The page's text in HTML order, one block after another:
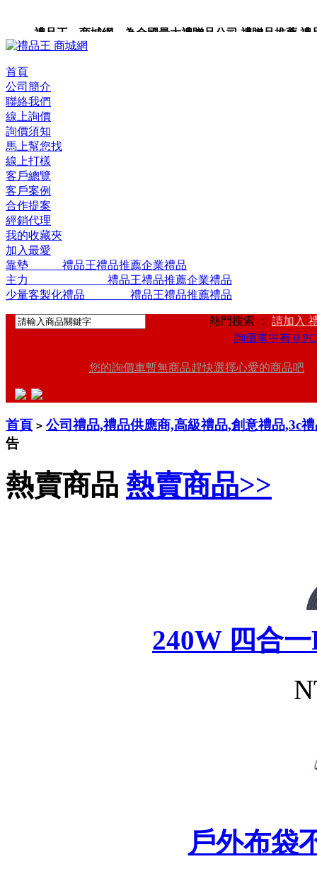
禮品王 商城網 為全國最大禮贈品公司,禮贈品推薦,禮
品包裝,禮品卡,企業禮品,禮品小物,高級禮品,禮品網站。
首頁
公司簡介
聯絡我們
線上詢價
詢價須知
馬上幫您找
線上打樣
客戶總覽
客戶案例
合作提案
經銷代理
我的收藏夾
加入最愛
靠墊 禮品王禮品推薦企業禮品
主力 禮品王禮品推薦企業禮品
少量客製化禮品 禮品王禮品推薦禮品
熱門搜索 ： 請加入
詢價車中有 0
您的詢價車暫無商品趕快選擇心愛的商品吧
首頁 > 公司禮品,禮品供應商,高級禮品,創意禮品,3c
告
熱賣商品 熱賣商品>>
240W 四合
戶外布袋